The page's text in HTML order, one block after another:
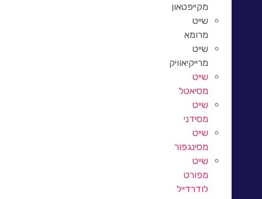
מקייפטאון
שייט
מרומא
שייט
מרייקיאוויק
שייט
מסיאטל
שייט
מסידני
שייט
מסינגפור
שייט
מפורט
לודרדייל